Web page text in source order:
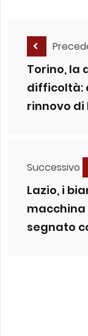
Torino, la
difficoltà:
rinnovo di
Successivo
Lazio, i
macchina
segnato